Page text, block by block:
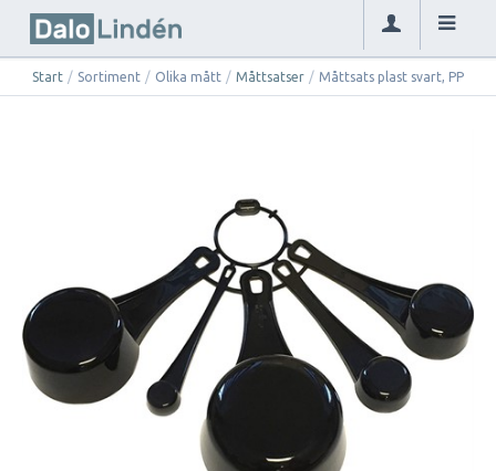
Start / Sortiment / Olika mått / Måttsatser / Måttsats plast svart, PP